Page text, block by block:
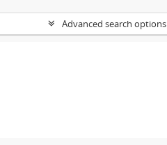
Advanced search options